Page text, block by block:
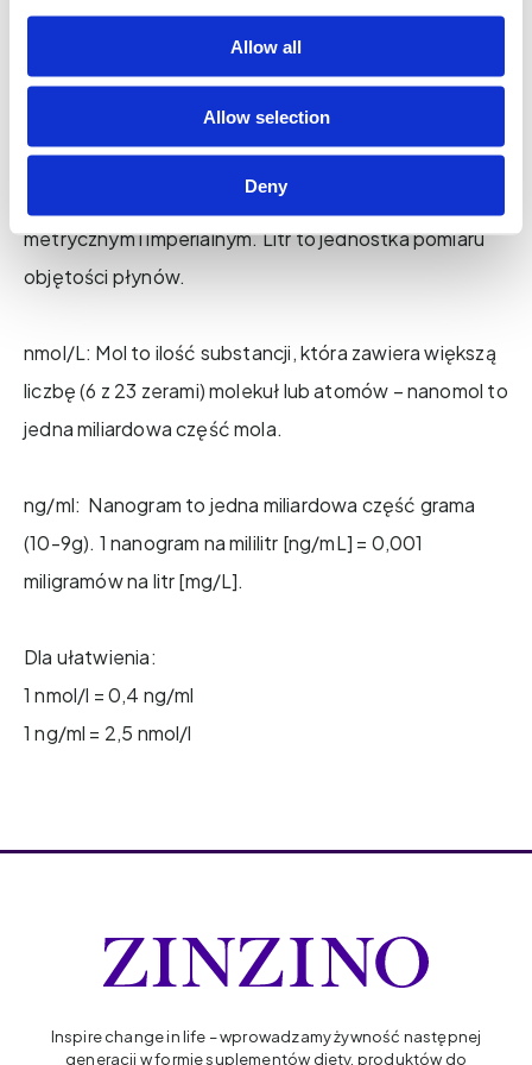
Allow all
Allow selection
Deny
oznacza nanomole na litr – to najpopularniejsza
jednostka pomiaru poziomu witaminy D. W USA i wielu
innych krajach do pomiaru tych samych poziomów
używa się nanogramów na mililitr (czyli ng/ml). Różnica
między tymi dwiema jednostkami miary jest
porównywalna do różnicy między systemem
metrycznym i imperialnym. Litr to jednostka pomiaru
objętości płynów.
nmol/L: Mol to ilość substancji, która zawiera większą
liczbę (6 z 23 zerami) molekuł lub atomów – nanomol to
jedna miliardowa część mola.
ng/ml: Nanogram to jedna miliardowa część grama
(10-9g). 1 nanogram na mililitr [ng/mL] = 0,001
miligramów na litr [mg/L].
Dla ułatwienia:
1 nmol/l = 0,4 ng/ml
1 ng/ml = 2,5 nmol/l
Inspire change in life – wprowadzamy żywność następnej
generacji w formie suplementów diety, produktów do